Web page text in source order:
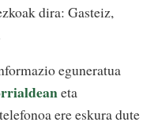
dira: Gasteiz,
eguneratua
eta
ere eskura dute